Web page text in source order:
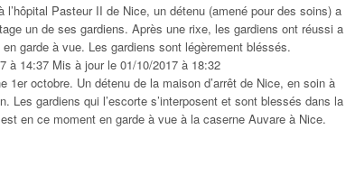
l’hôpital Pasteur II de Nice, un détenu (amené pour des soins) a
un de ses gardiens. Après une rixe, les gardiens ont réussi a
garde à vue. Les gardiens sont légèrement bléssés.
à 14:37 Mis à jour le 01/10/2017 à 18:32
1er octobre. Un détenu de la maison d’arrêt de Nice, en soin à
Les gardiens qui l’escorte s’interposent et sont blessés dans la
en ce moment en garde à vue à la caserne Auvare à Nice.